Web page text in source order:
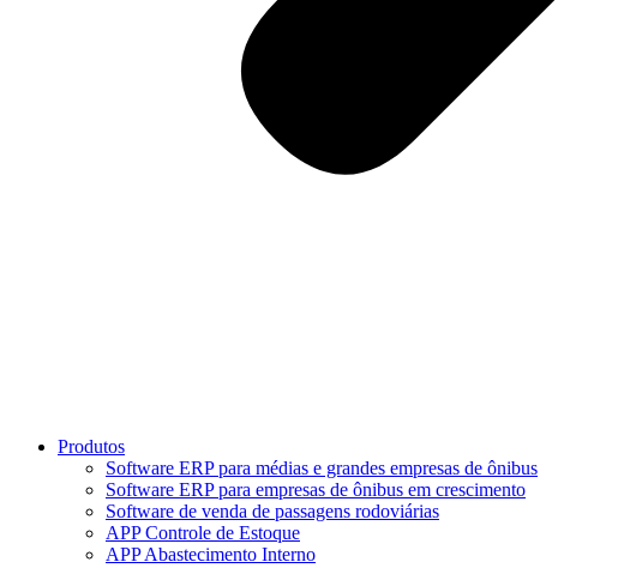
Produtos
Software ERP para médias e grandes empresas de ônibus
Software ERP para empresas de ônibus em crescimento
Software de venda de passagens rodoviárias
APP Controle de Estoque
APP Abastecimento Interno